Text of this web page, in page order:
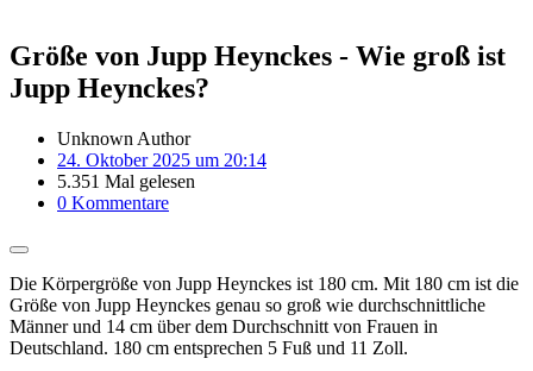
Größe von Jupp Heynckes - Wie groß ist
Jupp Heynckes?
Unknown Author
24. Oktober 2025 um 20:14
5.351 Mal gelesen
0 Kommentare
Die Körpergröße von Jupp Heynckes ist 180 cm. Mit 180 cm ist die
Größe von Jupp Heynckes genau so groß wie durchschnittliche
Männer und 14 cm über dem Durchschnitt von Frauen in
Deutschland. 180 cm entsprechen 5 Fuß und 11 Zoll.